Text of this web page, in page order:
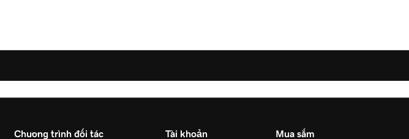
Chương trình đối tác Tài khoản Mua sắm